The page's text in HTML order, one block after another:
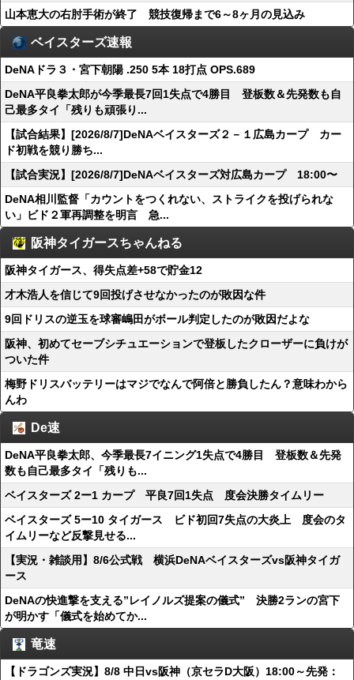
山本恵大の右肘手術が終了 競技復帰まで6～8ヶ月の見込み
ベイスターズ速報
DeNAドラ３・宮下朝陽 .250 5本 18打点 OPS.689
DeNA平良拳太郎が今季最長7回1失点で4勝目 登板数＆先発数も自
己最多タイ「残りも頑張り...
【試合結果】[2026/8/7]DeNAベイスターズ２－１広島カープ カー
ド初戦を競り勝ち...
【試合実況】[2026/8/7]DeNAベイスターズ対広島カープ 18:00〜
DeNA相川監督「カウントをつくれない、ストライクを投げられな
い」ビド２軍再調整を明言 急...
阪神タイガースちゃんねる
阪神タイガース、得失点差+58で貯金12
才木浩人を信じて9回投げさせなかったのが敗因な件
9回ドリスの逆玉を球審嶋田がボール判定したのが敗因だよな
阪神、初めてセーブシチュエーションで登板したクローザーに負けが
ついた件
梅野ドリスバッテリーはマジでなんで阿倍と勝負したん？意味わから
んわ
De速
DeNA平良拳太郎、今季最長7イニング1失点で4勝目 登板数＆先発
数も自己最多タイ「残りも...
ベイスターズ 2ー1 カープ 平良7回1失点 度会決勝タイムリー
ベイスターズ 5ー10 タイガース ビド初回7失点の大炎上 度会のタ
イムリーなど反撃見せる...
【実況・雑談用】8/6公式戦 横浜DeNAベイスターズvs阪神タイガ
ース
DeNAの快進撃を支える”レイノルズ提案の儀式” 決勝2ランの宮下
が明かす「儀式を始めてか...
竜速
【ドラゴンズ実況】8/8 中日vs阪神（京セラD大阪）18:00～先発：